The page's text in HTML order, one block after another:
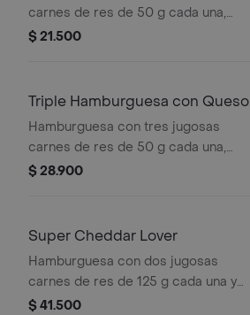
carnes de res de 50 g cada una,
doble queso cheddar cremoso,
$ 21.500
Triple Hamburguesa con Queso
Hamburguesa con tres jugosas
carnes de res de 50 g cada una,
doble queso cheddar cremoso,
$ 28.900
Super Cheddar Lover
Hamburguesa con dos jugosas
carnes de res de 125 g cada una y
cinco quesos cremosos.
$ 41.500